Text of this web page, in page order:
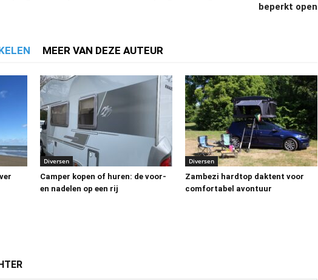
beperkt open
MEER VAN DEZE AUTEUR
Diversen
Camper kopen of huren: de voor-
en nadelen op een rij
Diversen
Zambezi hardtop daktent voor
comfortabel avontuur